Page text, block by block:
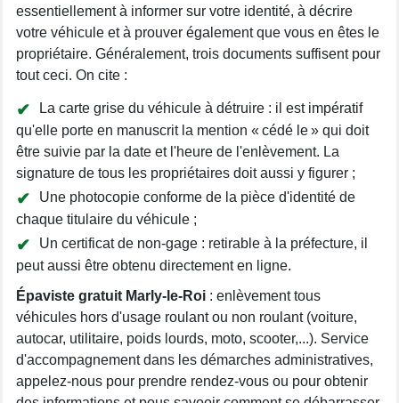
essentiellement à informer sur votre identité, à décrire
votre véhicule et à prouver également que vous en êtes le
propriétaire. Généralement, trois documents suffisent pour
tout ceci. On cite :
La carte grise du véhicule à détruire : il est impératif
qu'elle porte en manuscrit la mention « cédé le » qui doit
être suivie par la date et l'heure de l'enlèvement. La
signature de tous les propriétaires doit aussi y figurer ;
Une photocopie conforme de la pièce d'identité de
chaque titulaire du véhicule ;
Un certificat de non-gage : retirable à la préfecture, il
peut aussi être obtenu directement en ligne.
Épaviste gratuit Marly-le-Roi : enlèvement tous
véhicules hors d'usage roulant ou non roulant (voiture,
autocar, utilitaire, poids lourds, moto, scooter,...). Service
d'accompagnement dans les démarches administratives,
appelez-nous pour prendre rendez-vous ou pour obtenir